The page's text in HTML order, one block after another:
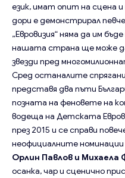
език, имат опит на сцена
дори е демонстрирал
„Евровизия“ няма да им
нашата страна ще може да
звезди пред
Сред останалите
представя два пъти
позната на феновете на
водеща на Детската
през 2015 и се справи
неофициалните
Орлин Павлов и Михаела
осанка, чар и сценично